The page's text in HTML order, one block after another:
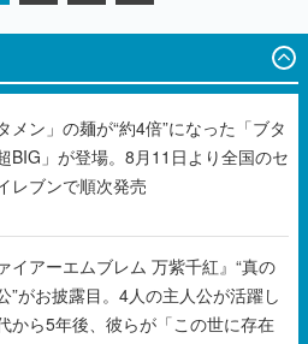
メン」の麺が“約4倍”になった「ブタ
BIG」が登場。8月11日より全国のセ
レブンで順次発売
イアーエムブレム 万紫千紅』“真の
”がお披露目。4人の主人公が活躍し
から5年後、彼らが「この世に存在